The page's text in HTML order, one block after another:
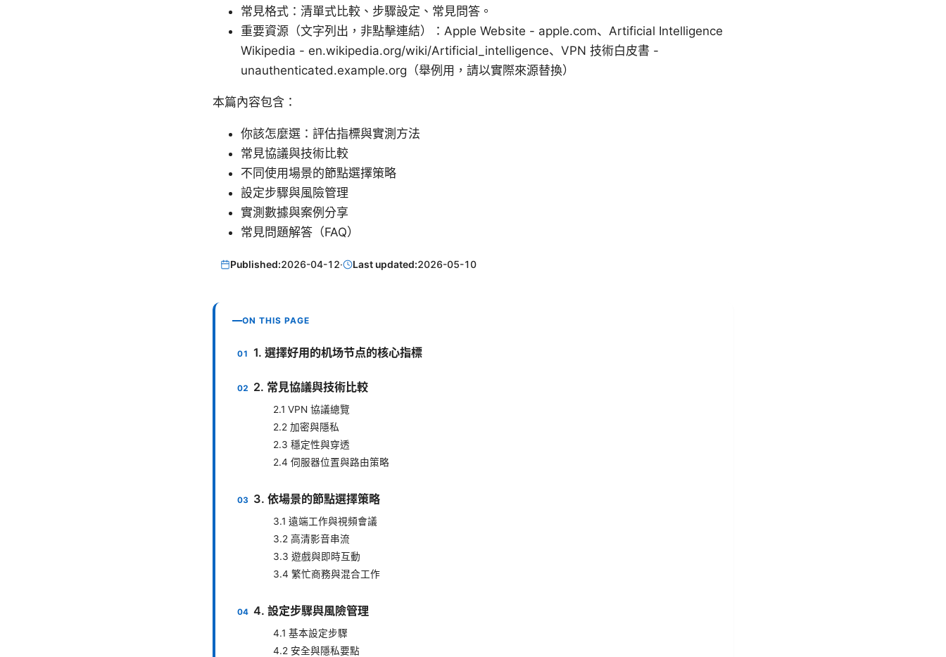
常見格式：清單式比較、步驟設定、常見問答。
重要資源（文字列出，非點擊連結）：Apple Website - apple.com、Artificial Intelligence
Wikipedia - en.wikipedia.org/wiki/Artificial_intelligence、VPN 技術白皮書 -
unauthenticated.example.org（舉例用，請以實際來源替換）
本篇內容包含：
你該怎麼選：評估指標與實測方法
常見協議與技術比較
不同使用場景的節點選擇策略
設定步驟與風險管理
實測數據與案例分享
常見問題解答（FAQ）
Published:2026-04-12· Last updated:2026-05-10
ON THIS PAGE
1. 選擇好用的机场节点的核心指標
2. 常見協議與技術比較
2.1 VPN 協議總覽
2.2 加密與隱私
2.3 穩定性與穿透
2.4 伺服器位置與路由策略
3. 依場景的節點選擇策略
3.1 遠端工作與視頻會議
3.2 高清影音串流
3.3 遊戲與即時互動
3.4 繁忙商務與混合工作
4. 設定步驟與風險管理
4.1 基本設定步驟
4.2 安全與隱私要點